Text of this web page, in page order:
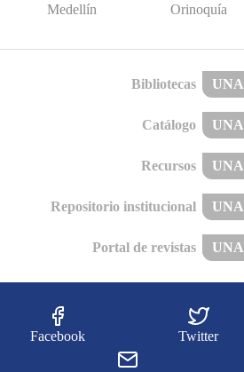
Medellín Orinoquía
Bibliotecas
Catálogo
Recursos
Repositorio institucional
Portal de revistas
Facebook Twitter